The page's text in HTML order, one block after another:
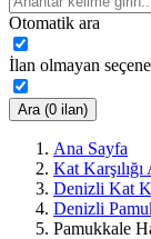
Otomatik ara
İlan olmayan
Ara (0 ilan)
Ana Sayfa
Kat Karşılığı
Denizli Kat
Denizli
Pamukkale